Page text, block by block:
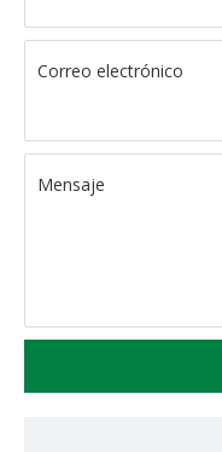
Correo electrónico
Mensaje